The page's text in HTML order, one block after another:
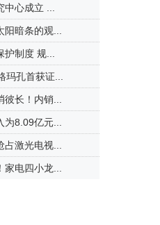
心成立 ...
暗条的观...
制度 规...
孔首获证...
长！内销...
8.09亿元...
激光电视...
电四小龙...